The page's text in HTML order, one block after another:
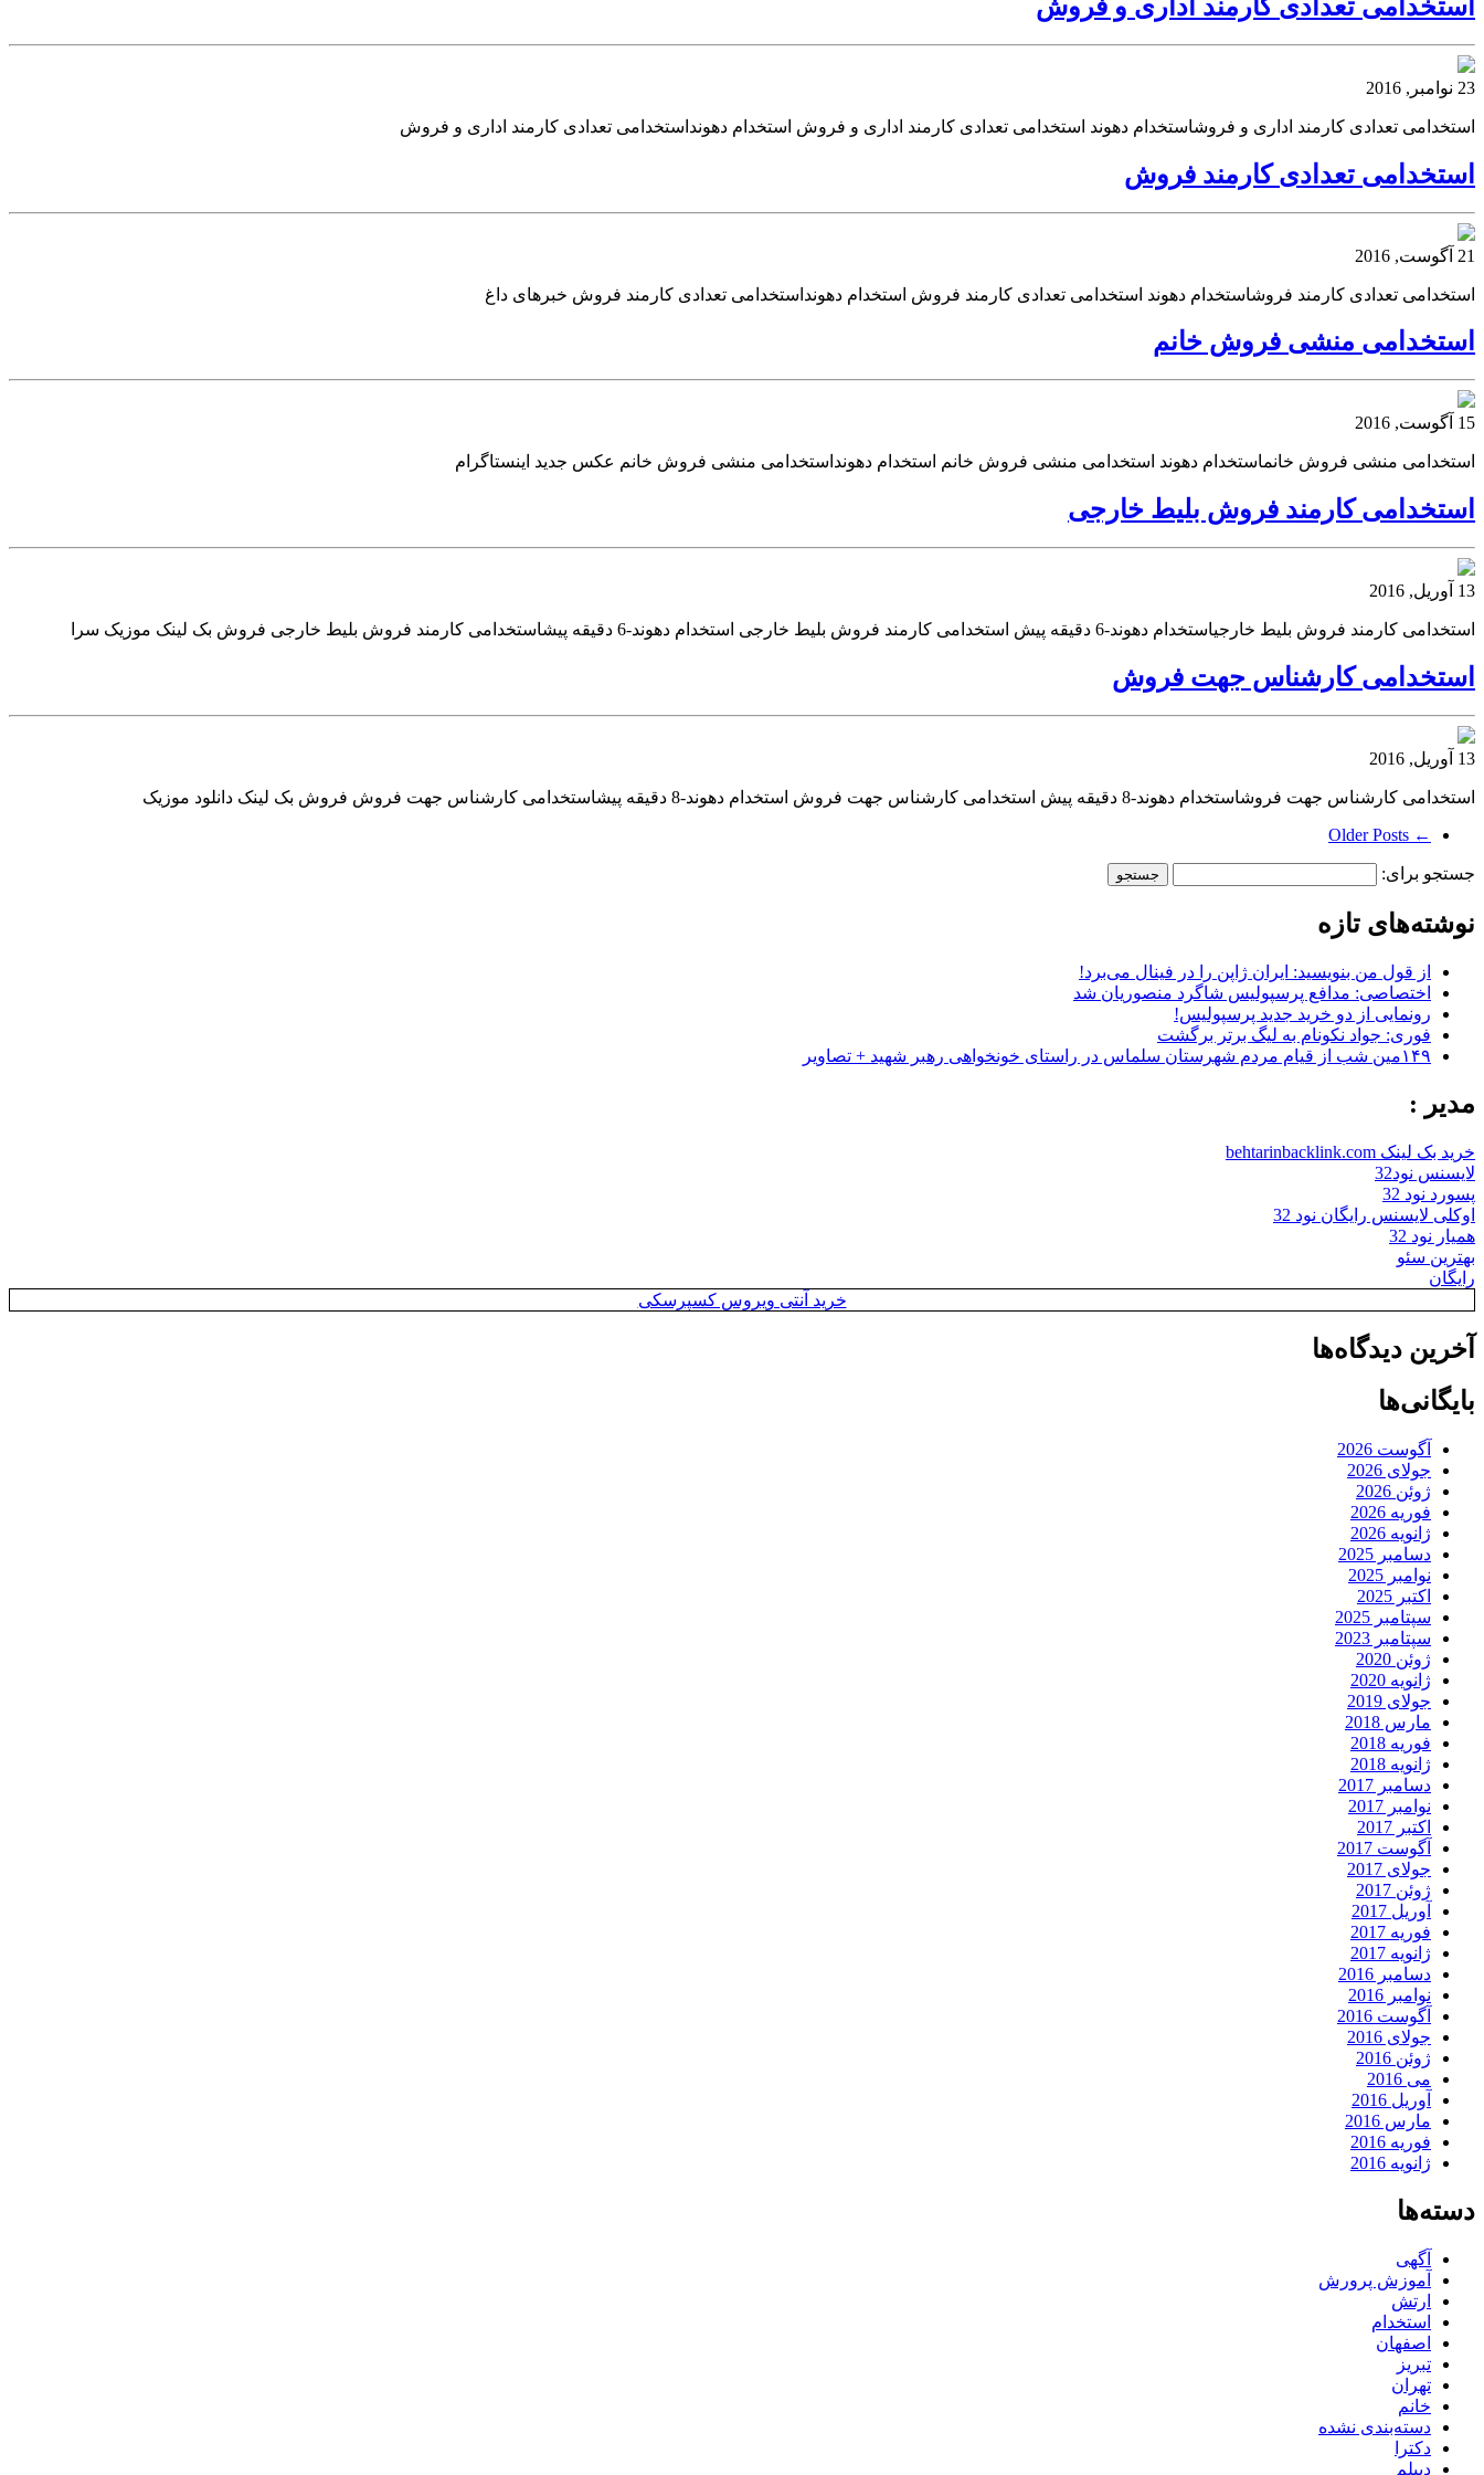
استخدامی تعدادی کارمند اداری و فروش
23 نوامبر, 2016
استخدامی تعدادی کارمند اداری و فروشاستخدام دهوند استخدامی تعدادی کارمند اداری و فروش استخدام دهونداستخدامی تعدادی کارمند اداری و فروش
استخدامی تعدادی کارمند فروش
21 آگوست, 2016
استخدامی تعدادی کارمند فروشاستخدام دهوند استخدامی تعدادی کارمند فروش استخدام دهونداستخدامی تعدادی کارمند فروش خبرهای داغ
استخدامی منشی فروش خانم
15 آگوست, 2016
استخدامی منشی فروش خانماستخدام دهوند استخدامی منشی فروش خانم استخدام دهونداستخدامی منشی فروش خانم عکس جدید اینستاگرام
استخدامی کارمند فروش بلیط خارجی
13 آوریل, 2016
استخدامی کارمند فروش بلیط خارجیاستخدام دهوند-6 دقیقه پیش استخدامی کارمند فروش بلیط خارجی استخدام دهوند-6 دقیقه پیشاستخدامی کارمند فروش بلیط خارجی فروش بک لینک موزیک سرا
استخدامی کارشناس جهت فروش
13 آوریل, 2016
استخدامی کارشناس جهت فروشاستخدام دهوند-8 دقیقه پیش استخدامی کارشناس جهت فروش استخدام دهوند-8 دقیقه پیشاستخدامی کارشناس جهت فروش فروش بک لینک دانلود موزیک
← Older Posts
جستجو برای:
نوشته‌های تازه
از قول من بنویسید: ایران ژاپن را در فینال می‌برد!
اختصاصی: مدافع پرسپولیس شاگرد منصوریان شد
رونمایی از دو خرید جدید پرسپولیس!
فوری: جواد نکونام به لیگ برتر برگشت
۱۴۹مین شب از قیام مردم شهرستان سلماس در راستای خونخواهی رهبر شهید + تصاویر
مدیر :
خرید بک لینک behtarinbacklink.com
لایسنس نود32
پسورد نود 32
اوکلی لایسنس رایگان نود 32
همیار نود 32
بهترین سئو
رایگان
خرید آنتی ویروس کسپرسکی
آخرین دیدگاه‌ها
بایگانی‌ها
آگوست 2026
جولای 2026
ژوئن 2026
فوریه 2026
ژانویه 2026
دسامبر 2025
نوامبر 2025
اکتبر 2025
سپتامبر 2025
سپتامبر 2023
ژوئن 2020
ژانویه 2020
جولای 2019
مارس 2018
فوریه 2018
ژانویه 2018
دسامبر 2017
نوامبر 2017
اکتبر 2017
آگوست 2017
جولای 2017
ژوئن 2017
آوریل 2017
فوریه 2017
ژانویه 2017
دسامبر 2016
نوامبر 2016
آگوست 2016
جولای 2016
ژوئن 2016
می 2016
آوریل 2016
مارس 2016
فوریه 2016
ژانویه 2016
دسته‌ها
آگهی
آموزش پرورش
ارتش
استخدام
اصفهان
تبریز
تهران
خانم
دسته‌بندی نشده
دکترا
دیپلم